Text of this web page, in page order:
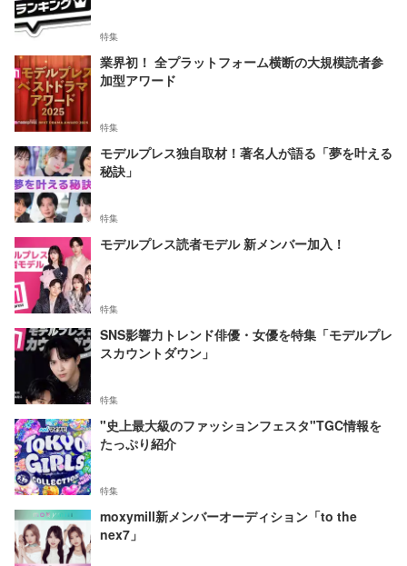
特集
業界初！ 全プラットフォーム横断の大規模読者参
加型アワード
特集
モデルプレス独自取材！著名人が語る「夢を叶える
秘訣」
特集
モデルプレス読者モデル 新メンバー加入！
特集
SNS影響力トレンド俳優・女優を特集「モデルプレ
スカウントダウン」
特集
"史上最大級のファッションフェスタ"TGC情報を
たっぷり紹介
特集
moxymill新メンバーオーディション「to the
nex7」